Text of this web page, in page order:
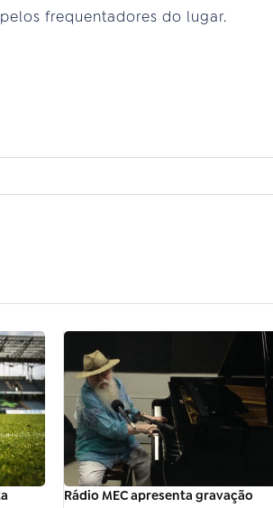
frequentadores do lugar.
Rádio MEC apresenta gravação